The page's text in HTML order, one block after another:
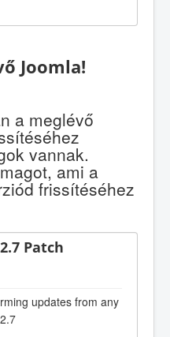
Joomla!
a meglévő
vannak.
ami a
frissítéséhez
Patch
updates from any